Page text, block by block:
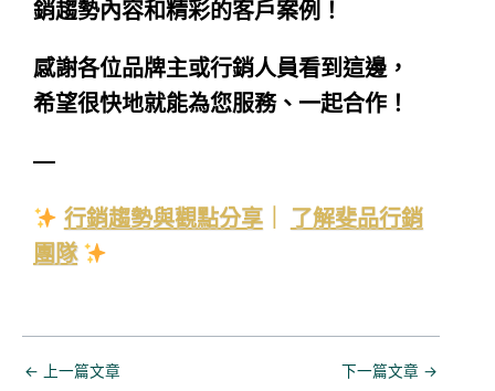
銷趨勢內容和精彩的客戶案例！
感謝各位品牌主或行銷人員看到這邊，
希望很快地就能為您服務、一起合作！
—
行銷趨勢與觀點分享｜ 了解斐品行銷
團隊
← 上一篇文章 下一篇文章 →